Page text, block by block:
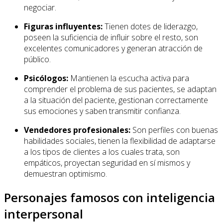
negociar.
Figuras influyentes:Tienen dotes de liderazgo,
poseen la suficiencia de influir sobre el resto, son
excelentes comunicadores y generan atracción de
público.
Psicólogos: Mantienen la escucha activa para
comprender el problema de sus pacientes, se adaptan
a la situación del paciente, gestionan correctamente
sus emociones y saben transmitir confianza.
Vendedores profesionales: Son perfiles con buenas
habilidades sociales, tienen la flexibilidad de adaptarse
a los tipos de clientes a los cuales trata, son
empáticos, proyectan seguridad en sí mismos y
demuestran optimismo.
Personajes famosos con inteligencia
interpersonal